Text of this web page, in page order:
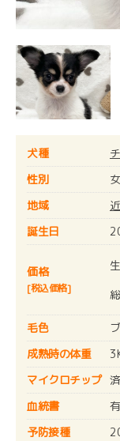
犬種
性別
地域
誕生日
価格
[税込価格]
毛色
成熟時の体重
マイクロチップ 済
血統書
有
予防接種